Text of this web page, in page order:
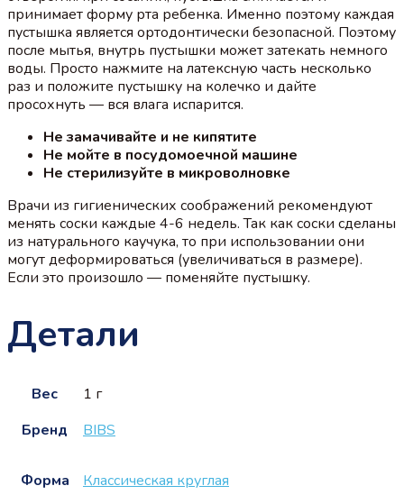
принимает форму рта ребенка. Именно поэтому каждая
пустышка является ортодонтически безопасной. Поэтому
после мытья, внутрь пустышки может затекать немного
воды. Просто нажмите на латексную часть несколько
раз и положите пустышку на колечко и дайте
просохнуть — вся влага испарится.
Не замачивайте и не кипятите
Не мойте в посудомоечной машине
Не стерилизуйте в микроволновке
Врачи из гигиенических соображений рекомендуют
менять соски каждые 4-6 недель. Так как соски сделаны
из натурального каучука, то при использовании они
могут деформироваться (увеличиваться в размере).
Если это произошло — поменяйте пустышку.
Детали
Вес
1 г
Бренд
BIBS
Форма Классическая круглая